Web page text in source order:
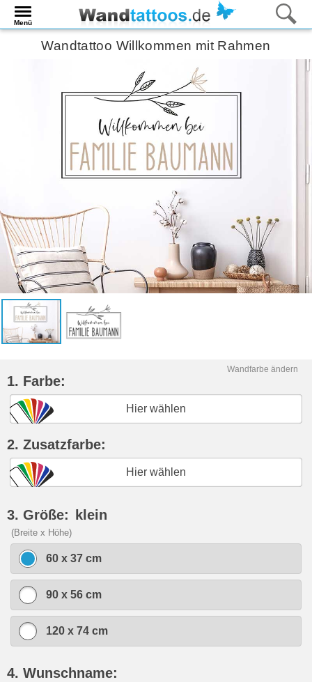
Menü
Wandtattoo Willkommen mit Rahmen
Wandfarbe ändern
1. Farbe:
Hier wählen
2. Zusatzfarbe:
Hier wählen
3. Größe: klein
(Breite x Höhe)
60 x 37 cm
90 x 56 cm
120 x 74 cm
4. Wunschname: